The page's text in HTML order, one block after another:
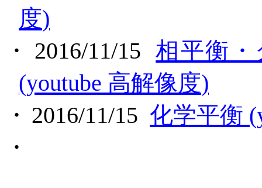
度)
・
2016/11/15 相平衡
(youtube 高解像度)
・ 2016/11/15 化学平衡
・